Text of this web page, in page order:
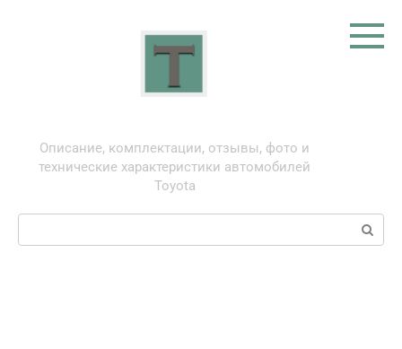
Описание, комплектации, отзывы, фото и
технические характеристики автомобилей
Toyota
Поиск: